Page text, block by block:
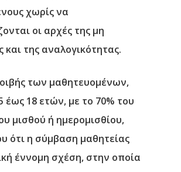
χωρίς να
οι αρχές της μη
και της αναλογικότητας.
των μαθητευομένων,
έως 18 ετών, με το 70% του
μισθού ή ημερομισθίου,
ότι η σύμβαση μαθητείας
έννομη σχέση, στην οποία